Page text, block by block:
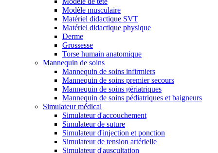
Modèle musculaire
Matériel didactique SVT
Matériel didactique physique
Derme
Grossesse
Torse humain anatomique
Mannequin de soins
Mannequin de soins infirmiers
Mannequin de soins premier secours
Mannequin de soins gériatriques
Mannequin de soins pédiatriques et baigneurs
Simulateur médical
Simulateur d'accouchement
Simulateur de suture
Simulateur d'injection et ponction
Simulateur de tension artérielle
Simulateur d'auscultation